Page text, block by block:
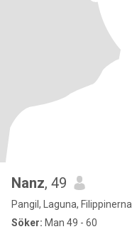
Nanz, 49
Pangil, Laguna, Filippinerna
Söker: Man 49 - 60